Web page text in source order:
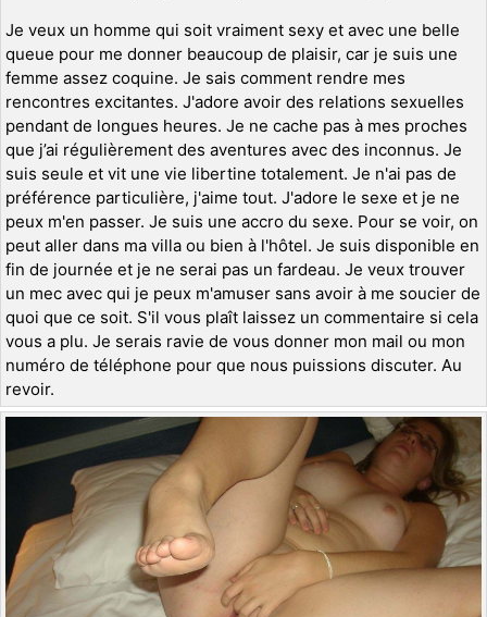
Je veux un homme qui soit vraiment sexy et avec une belle
queue pour me donner beaucoup de plaisir, car je suis une
femme assez coquine. Je sais comment rendre mes
rencontres excitantes. J'adore avoir des relations sexuelles
pendant de longues heures. Je ne cache pas à mes proches
que j’ai régulièrement des aventures avec des inconnus. Je
suis seule et vit une vie libertine totalement. Je n'ai pas de
préférence particulière, j'aime tout. J'adore le sexe et je ne
peux m'en passer. Je suis une accro du sexe. Pour se voir, on
peut aller dans ma villa ou bien à l'hôtel. Je suis disponible en
fin de journée et je ne serai pas un fardeau. Je veux trouver
un mec avec qui je peux m'amuser sans avoir à me soucier de
quoi que ce soit. S'il vous plaît laissez un commentaire si cela
vous a plu. Je serais ravie de vous donner mon mail ou mon
numéro de téléphone pour que nous puissions discuter. Au
revoir.